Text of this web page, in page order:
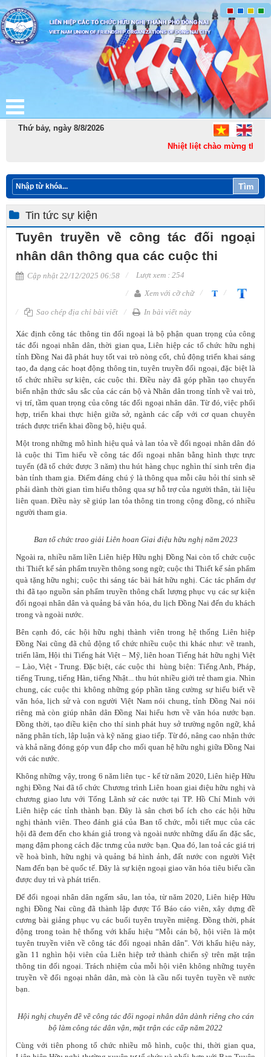
Thứ bảy, ngày 8/8/2026
Nhiệt liệt chào mừng thành
Tìm
Tin tức sự kiện
Tuyên truyền về công tác đối ngoại
nhân dân thông qua các cuộc thi
Cập nhật 22/12/2025 06:58
Lượt xem : 254
Xem với cỡ chữ
Sao chép địa chỉ bài viết In bài viết này
Xác định công tác thông tin đối ngoại là bộ phận quan trọng của công
tác đối ngoại nhân dân, thời gian qua, Liên hiệp các tổ chức hữu nghị
tỉnh Đồng Nai đã phát huy tốt vai trò nòng cốt, chủ động triển khai sáng
tạo, đa dạng các hoạt động thông tin, tuyên truyền đối ngoại, đặc biệt là
tổ chức nhiều sự kiện, các cuộc thi. Điều này đã góp phần tạo chuyển
biến nhận thức sâu sắc của các cán bộ và Nhân dân trong tỉnh về vai trò,
vị trí, tầm quan trọng của công tác đối ngoại nhân dân. Từ đó, việc phối
hợp, triển khai thực hiện giữa sở, ngành các cấp với cơ quan chuyên
trách được triển khai đồng bộ, hiệu quả.
Một trong những mô hình hiệu quả và lan tỏa về đối ngoại nhân dân đó
là cuộc thi Tìm hiểu về công tác đối ngoại nhân bằng hình thực trực
tuyến (đã tổ chức được 3 năm) thu hút hàng chục nghìn thí sinh trên địa
bàn tỉnh tham gia. Điểm đáng chú ý là thông qua mỗi câu hỏi thí sinh sẽ
phải dành thời gian tìm hiểu thông qua sự hỗ trợ của người thân, tài liệu
liên quan. Điều này sẽ giúp lan tỏa thông tin trong cộng đồng, có nhiều
người tham gia.
Ban tổ chức trao giải Liên hoan Giai điệu hữu nghị năm 2023
Ngoài ra, nhiều năm liền Liên hiệp Hữu nghị Đồng Nai còn tổ chức cuộc
thi Thiết kế sản phẩm truyền thông song ngữ; cuộc thi Thiết kế sản phẩm
quà tặng hữu nghị; cuộc thi sáng tác bài hát hữu nghị. Các tác phẩm dự
thi đã tạo nguồn sản phẩm truyền thông chất lượng phục vụ các sự kiện
đối ngoại nhân dân và quảng bá văn hóa, du lịch Đồng Nai đến du khách
trong và ngoài nước.
Bên cạnh đó, các hội hữu nghị thành viên trong hệ thống Liên hiệp
Đồng Nai cũng đã chủ động tổ chức nhiều cuộc thi khác như: vẽ tranh,
triển lãm, Hội thi Tiếng hát Việt – Mỹ, liên hoan Tiếng hát hữu nghị Việt
– Lào, Việt - Trung. Đặc biệt, các cuộc thi hùng biện: Tiếng Anh, Pháp,
tiếng Trung, tiếng Hàn, tiếng Nhật... thu hút nhiều giới trẻ tham gia. Nhìn
chung, các cuộc thi không những góp phần tăng cường sự hiểu biết về
văn hóa, lịch sử và con người Việt Nam nói chung, tỉnh Đồng Nai nói
riêng mà còn giúp nhân dân Đồng Nai hiểu hơn về văn hóa nước bạn.
Đồng thời, tạo điều kiện cho thí sinh phát huy sở trường ngôn ngữ, khả
năng phân tích, lập luận và kỹ năng giao tiếp. Từ đó, nâng cao nhận thức
và khả năng đóng góp vun đắp cho mối quan hệ hữu nghị giữa Đồng Nai
với các nước.
Không những vậy, trong 6 năm liên tục - kể từ năm 2020, Liên hiệp Hữu
nghị Đồng Nai đã tổ chức Chương trình Liên hoan giai điệu hữu nghị và
chương giao lưu với Tổng Lãnh sứ các nước tại TP. Hồ Chí Minh với
Liên hiệp các tỉnh thành bạn. Đây là sân chơi bổ ích cho các hội hữu
nghị thành viên. Theo đánh giá của Ban tổ chức, mỗi tiết mục của các
hội đã đem đến cho khán giả trong và ngoài nước những dấu ấn đặc sắc,
mạng đậm phong cách đặc trưng của nước bạn. Qua đó, lan toả các giá trị
về hoà bình, hữu nghị và quảng bá hình ảnh, đất nước con người Việt
Nam đến bạn bè quốc tế. Đây là sự kiện ngoại giao văn hóa tiêu biểu cần
được duy trì và phát triển.
Để đối ngoại nhân dân ngấm sâu, lan tỏa, từ năm 2020, Liên hiệp Hữu
nghị Đồng Nai cũng đã thành lập được Tổ Báo cáo viên, xây dựng đề
cương bài giảng phục vụ các buổi tuyên truyền miệng. Đồng thời, phát
động trong toàn hệ thống với khẩu hiệu “Mỗi cán bộ, hội viên là một
tuyên truyền viên về công tác đối ngoại nhân dân". Với khẩu hiệu này,
gần 11 nghìn hội viên của Liên hiệp trở thành chiến sỹ trên mặt trận
thông tin đối ngoại. Trách nhiệm của mỗi hội viên không những tuyên
truyền về đối ngoại nhân dân, mà còn là cầu nối tuyên tuyền về nước
bạn.
Hội nghị chuyên đề về công tác đối ngoại nhân dân dành riêng cho cán
bộ làm công tác dân vận, mặt trận các cấp năm 2022
Cùng với tiên phong tổ chức nhiều mô hình, cuộc thi, thời gian qua,